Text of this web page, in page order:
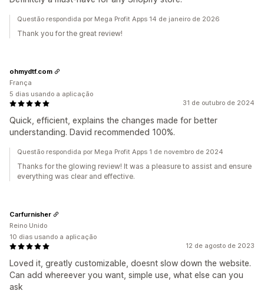
Questão respondida por Mega Profit Apps 14 de janeiro de 2026
Thank you for the great review!
31 de outubro de 2024
Quick, efficient, explains the changes made for better
understanding. David recommended 100%.
ohmydtf.com
França
5 dias usando a aplicação
Questão respondida por Mega Profit Apps 1 de novembro de 2024
Thanks for the glowing review! It was a pleasure to assist and ensure
everything was clear and effective.
12 de agosto de 2023
Loved it, greatly customizable, doesnt slow down the website.
Can add whereever you want, simple use, what else can you
ask
Carfurnisher
Reino Unido
10 dias usando a aplicação